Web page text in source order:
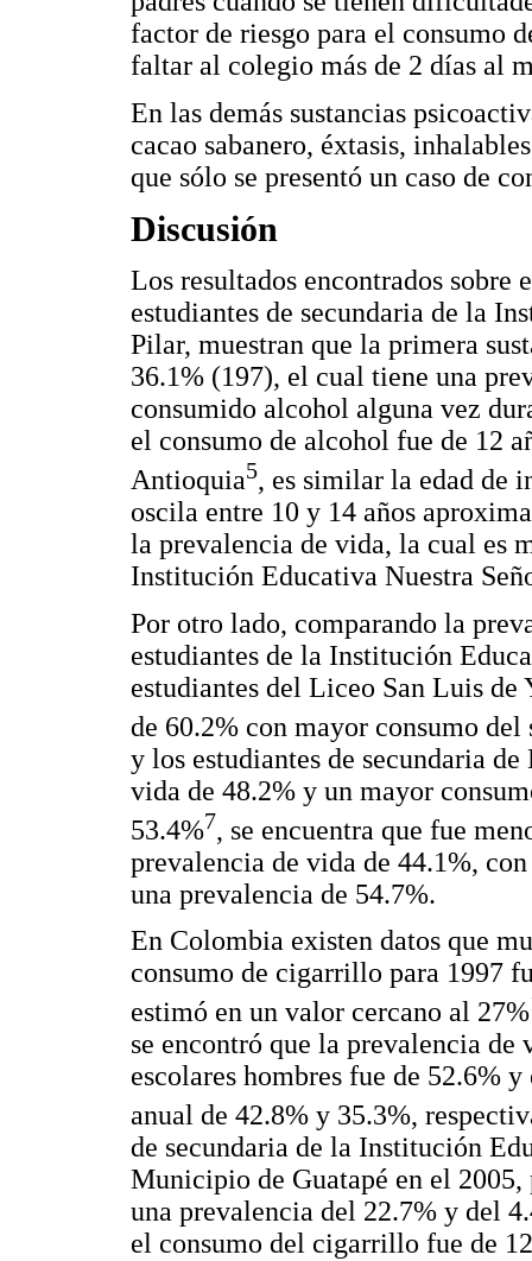
factor de riesgo para el consumo
faltar al colegio más de 2 días al
En las demás sustancias
cacao sabanero, éxtasis,
que sólo se presentó un caso de
Discusión
Los resultados encontrados sobre
estudiantes de secundaria de la
Pilar, muestran que la primera
36.1% (197), el cual tiene una
consumido alcohol alguna vez
el consumo de alcohol fue de 12
Antioquia5, es similar la edad de
oscila entre 10 y 14 años
la prevalencia de vida, la cual es
Institución Educativa Nuestra
Por otro lado, comparando la
estudiantes de la Institución
estudiantes del Liceo San Luis
de 60.2% con mayor consumo
y los estudiantes de secundaria
vida de 48.2% y un mayor
53.4%7, se encuentra que fue
prevalencia de vida de 44.1%,
una prevalencia de 54.7%.
En Colombia existen datos que
consumo de cigarrillo para 1997
estimó en un valor cercano al 27%
se encontró que la prevalencia
escolares hombres fue de 52.6%
anual de 42.8% y 35.3%,
de secundaria de la Institución
Municipio de Guatapé en el 2005,
una prevalencia del 22.7% y del
el consumo del cigarrillo fue de